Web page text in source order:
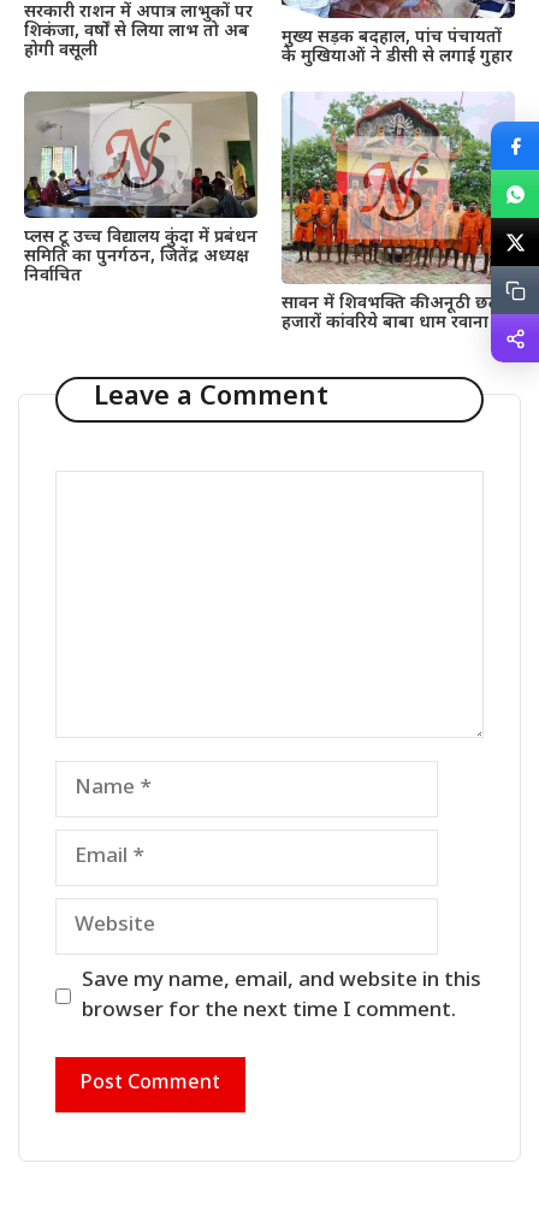
सरकारी राशन में अपात्र लाभुकों पर
शिकंजा, वर्षों से लिया लाभ तो अब
होगी वसूली
मुख्य सड़क बदहाल, पांच पंचायतों
के मुखियाओं ने डीसी से लगाई गुहार
प्लस टू उच्च विद्यालय कुंदा में प्रबंधन
समिति का पुनर्गठन, जितेंद्र अध्यक्ष
निर्वाचित
सावन में शिवभक्ति की अनूठी छटा,
हजारों कांवरिये बाबा धाम रवाना
Leave a Comment
Name
Email
Website
Save my name, email, and website in this
browser for the next time I comment.